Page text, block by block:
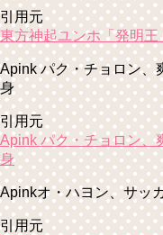
引用元
東方神起ユンホ「発明
Apink パク・チョロン、
身
引用元
Apink パク・チョロン、
身
Apinkオ・ハヨン、サッ
引用元